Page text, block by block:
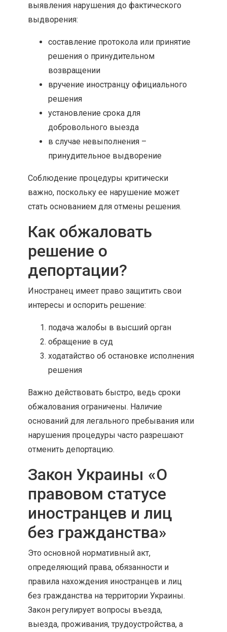
выявления нарушения до фактического
выдворения:
составление протокола или принятие
решения о принудительном
возвращении
вручение иностранцу официального
решения
установление срока для
добровольного выезда
в случае невыполнения –
принудительное выдворение
Соблюдение процедуры критически
важно, поскольку ее нарушение может
стать основанием для отмены решения.
Как обжаловать
решение о
депортации?
Иностранец имеет право защитить свои
интересы и оспорить решение:
подача жалобы в высший орган
обращение в суд
ходатайство об остановке исполнения
решения
Важно действовать быстро, ведь сроки
обжалования ограничены. Наличие
оснований для легального пребывания или
нарушения процедуры часто разрешают
отменить депортацию.
Закон Украины «О
правовом статусе
иностранцев и лиц
без гражданства»
Это основной нормативный акт,
определяющий права, обязанности и
правила нахождения иностранцев и лиц
без гражданства на территории Украины.
Закон регулирует вопросы въезда,
выезда, проживания, трудоустройства, а